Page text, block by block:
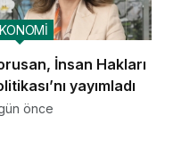
İnsan Hakları
yayımladı
önce